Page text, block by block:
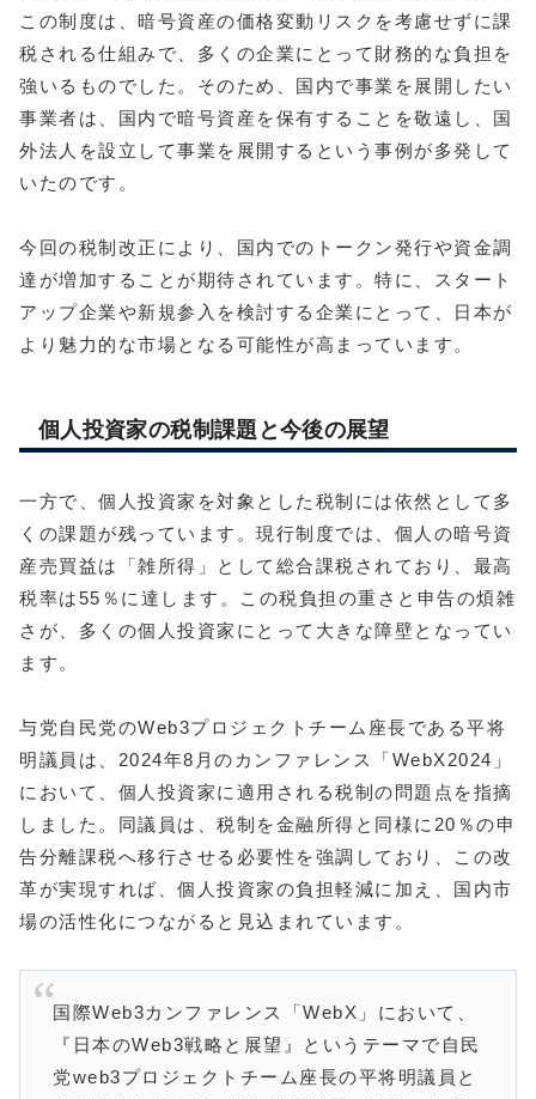
この制度は、暗号資産の価格変動リスクを考慮せずに課
税される仕組みで、多くの企業にとって財務的な負担を
強いるものでした。そのため、国内で事業を展開したい
事業者は、国内で暗号資産を保有することを敬遠し、国
外法人を設立して事業を展開するという事例が多発して
いたのです。
今回の税制改正により、国内でのトークン発行や資金調
達が増加することが期待されています。特に、スタート
アップ企業や新規参入を検討する企業にとって、日本が
より魅力的な市場となる可能性が高まっています。
個人投資家の税制課題と今後の展望
一方で、個人投資家を対象とした税制には依然として多
くの課題が残っています。現行制度では、個人の暗号資
産売買益は「雑所得」として総合課税されており、最高
税率は55％に達します。この税負担の重さと申告の煩雑
さが、多くの個人投資家にとって大きな障壁となってい
ます。
与党自民党のWeb3プロジェクトチーム座長である平将
明議員は、2024年8月のカンファレンス「WebX2024」
において、個人投資家に適用される税制の問題点を指摘
しました。同議員は、税制を金融所得と同様に20％の申
告分離課税へ移行させる必要性を強調しており、この改
革が実現すれば、個人投資家の負担軽減に加え、国内市
場の活性化につながると見込まれています。
国際Web3カンファレンス「WebX」において、
『日本のWeb3戦略と展望』というテーマで自民
党web3プロジェクトチーム座長の平将明議員と